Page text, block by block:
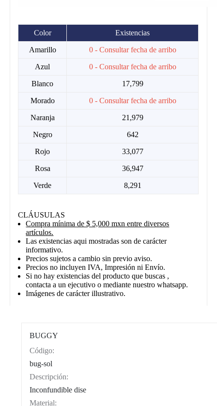
Color Existencias
Amarillo 0 - Consultar fecha de arribo
Azul 0 - Consultar fecha de arribo
Blanco 17,799
Morado 0 - Consultar fecha de arribo
Naranja 21,979
Negro 642
Rojo 33,077
Rosa 36,947
Verde 8,291
CLÁUSULAS
Compra mínima de $ 5,000 mxn entre diversos
artículos.
Las existencias aqui mostradas son de carácter
informativo.
Precios sujetos a cambio sin previo aviso.
Precios no incluyen IVA, Impresión ni Envío.
Si no hay existencias del producto que buscas ,
contacta a un ejecutivo o mediante nuestro whatsapp.
Imágenes de carácter illustrativo.
BUGGY
Código:
bug-sol
Descripción:
Inconfundible dise
Material: